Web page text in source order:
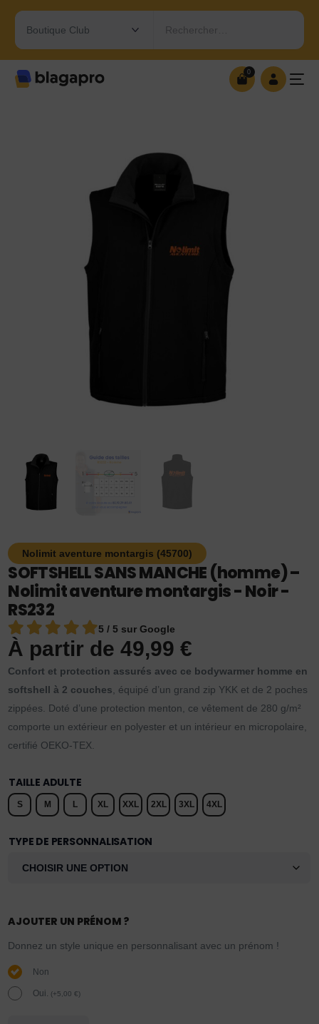
Rechercher…
0
Nolimit aventure montargis (45700)
SOFTSHELL SANS MANCHE (homme) –
Nolimit aventure montargis - Noir -
RS232
5 / 5 sur Google
À partir de49,99€
Confort et protection assurés avec ce bodywarmer homme en
softshell à 2 couches , équipé d’un grand zip YKK et de 2 poches
zippées. Doté d’une protection menton, ce vêtement de 280 g/m²
comporte un extérieur en polyester et un intérieur en micropolaire,
certifié OEKO-TEX.
TAILLE ADULTE
S M L XL XXL 2XL 3XL 4XL
TYPE DE PERSONNALISATION
AJOUTER UN PRÉNOM ?
Donnez un style unique en personnalisant avec un prénom !
Non
Oui. (+5,00€)